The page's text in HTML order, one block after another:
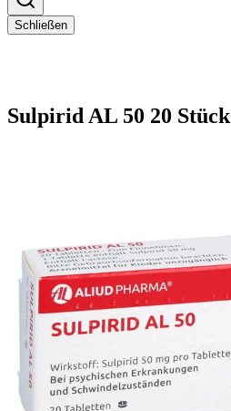
Schließen
Sulpirid AL 50 20 Stück